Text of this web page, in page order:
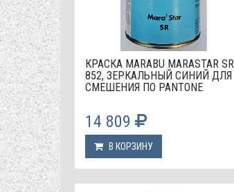
КРАСКА МАRABU MARASTAR SR
852, ЗЕРКАЛЬНЫЙ СИНИЙ ДЛЯ
СМЕШЕНИЯ ПО PANTONE
14 809
В КОРЗИНУ